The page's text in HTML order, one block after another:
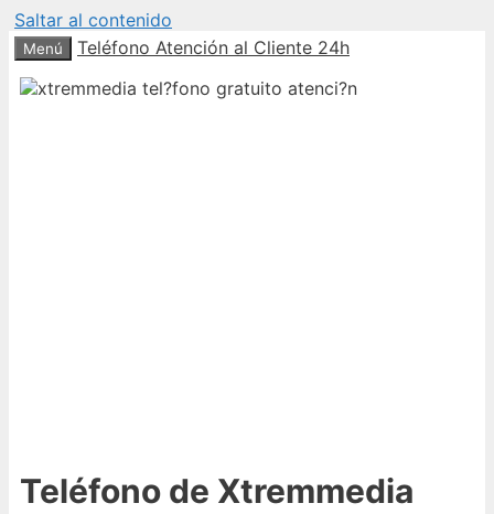
Saltar al contenido
Menú Teléfono Atención al Cliente 24h
Teléfono de Xtremmedia